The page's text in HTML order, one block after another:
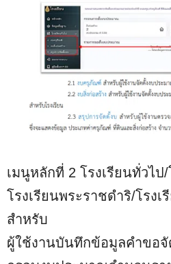
เมนูหลักที่ 2 โรงเรียนทั่วไ
โรงเรียนพระราชดำริ/โรง
สำหรับ
ผู้ใช้งานบันทึกข้อมูลคำขอ